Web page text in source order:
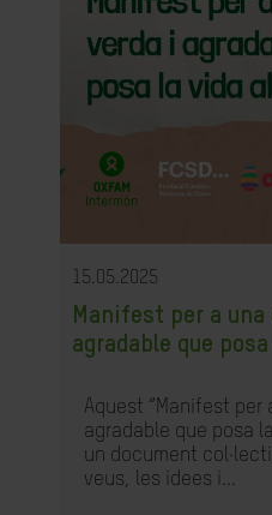
15.05.2025
Manifest per a
agradable que
Aquest “Manifest per
agradable que posa
un document
veus, les idees i...